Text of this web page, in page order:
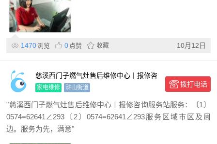
1470浏览 0 点赞 收藏 10月12日
慈溪西门子燃气灶售后维修中心丨报修咨
询服务站
家电维修 浒山街道 拨打电话
"慈溪西门子燃气灶售后维修中心丨报修咨询服务站服务：〔1〕
0574=62641∠293〔2〕0574=62641∠293服务区域市区及周
边。服务为先，满意"